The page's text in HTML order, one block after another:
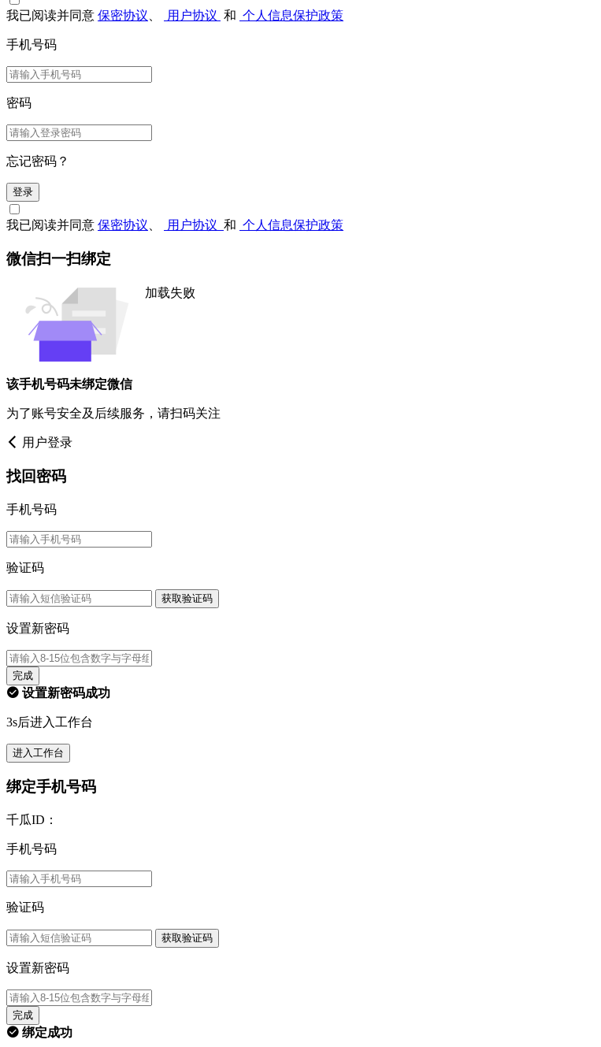
我已阅读并同意 保密协议 用户协议 和 个人信息保护政策
手机号码
密码
忘记密码？
登录
我已阅读并同意 保密协议 用户协议 和 个人信息保护政策
微信扫一扫绑定
加载失败
该手机号码未绑定微信
为了账号安全及后续服务，请扫码关注
用户登录
找回密码
手机号码
验证码
获取验证码
设置新密码
完成
设置新密码成功
3s后进入工作台
进入工作台
绑定手机号码
千瓜ID：
手机号码
验证码
获取验证码
设置新密码
完成
绑定成功